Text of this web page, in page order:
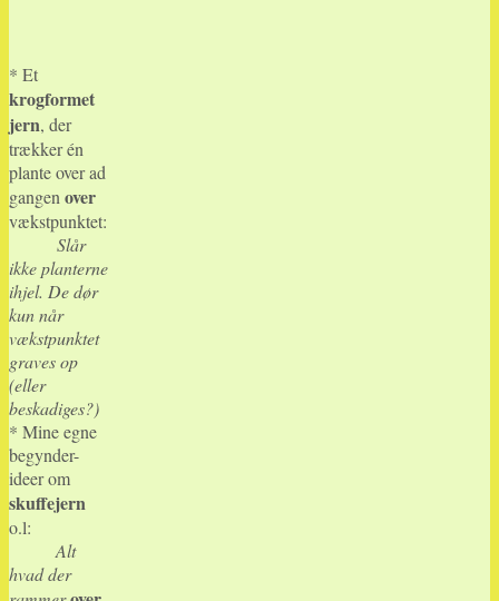
* Et
krogformet
jern, der
trækker én
plante over ad
gangen over
vækstpunktet:
Slår
ikke planterne
ihjel. De dør
kun når
vækstpunktet
graves op
(eller
beskadiges?)
* Mine egne
begynder-
ideer om
skuffejern
o.l:
Alt
hvad der